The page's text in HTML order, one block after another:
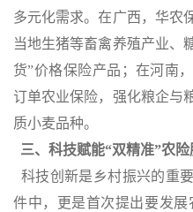
多元化需求。在广西，华农
当地生猪等畜禽养殖产业、
货”价格保险产品；在河南
订单农业保险，强化粮企与
质小麦品种。
三、科技赋能“双精准”农
科技创新是乡村振兴的重
件中，更是首次提出要发